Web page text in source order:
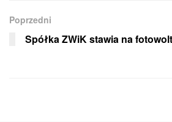
Poprzedni
Spółka ZWiK stawia na